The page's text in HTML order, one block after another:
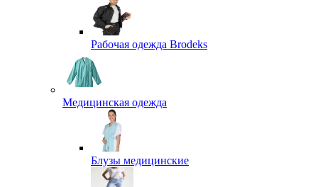
Рабочая одежда Brodeks
Медицинская одежда
Блузы медицинские